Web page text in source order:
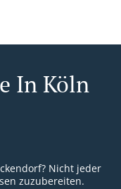
In Köln
Nicht jeder
zuzubereiten.